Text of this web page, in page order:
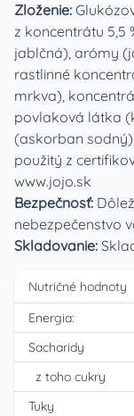
Zloženie:
z koncentrátu 5,5
jablčná), arómy
rastlinné
mrkva),
povlaková látka
(askorban
použitý z
www.jojo.sk
Bezpečnosť:
nebezpečenstvo
Skladovanie:
Nutričné hodnoty
Energia:
Sacharidy
z toho cukry
Tuky